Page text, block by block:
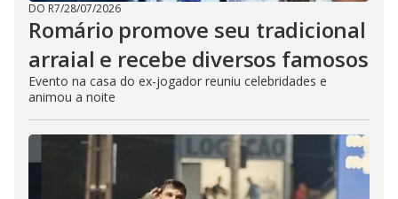
DO R7/28/07/2026
Romário promove seu tradicional
arraial e recebe diversos famosos
Evento na casa do ex-jogador reuniu celebridades e
animou a noite